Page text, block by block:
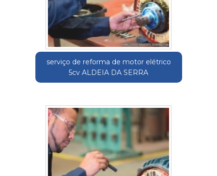
serviço de reforma de motor elétrico
5cv ALDEIA DA SERRA